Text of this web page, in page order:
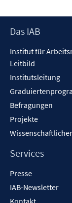
Footer
Das IAB
Institut für
Leitbild
Institutsleitung
Befragungen
Projekte
Services
Presse
IAB-Newsletter
Kontakt